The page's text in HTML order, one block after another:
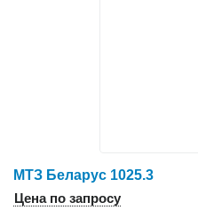
МТЗ Беларус 1025.3
Цена по запросу